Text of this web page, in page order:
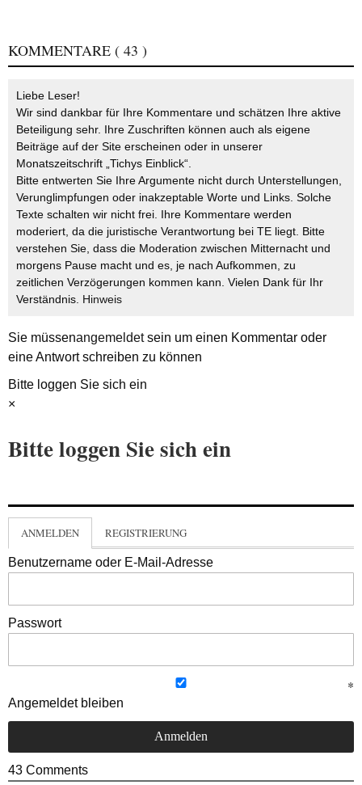
KOMMENTARE ( 43 )
Liebe Leser!
Wir sind dankbar für Ihre Kommentare und schätzen Ihre aktive
Beteiligung sehr. Ihre Zuschriften können auch als eigene
Beiträge auf der Site erscheinen oder in unserer
Monatszeitschrift „Tichys Einblick“.
Bitte entwerten Sie Ihre Argumente nicht durch Unterstellungen,
Verunglimpfungen oder inakzeptable Worte und Links. Solche
Texte schalten wir nicht frei. Ihre Kommentare werden
moderiert, da die juristische Verantwortung bei TE liegt. Bitte
verstehen Sie, dass die Moderation zwischen Mitternacht und
morgens Pause macht und es, je nach Aufkommen, zu
zeitlichen Verzögerungen kommen kann. Vielen Dank für Ihr
Verständnis. Hinweis
Sie müssenangemeldetsein um einen Kommentar oder
eine Antwort schreiben zu können
Bitte loggen Sie sich ein
×
Bitte loggen Sie sich ein
ANMELDEN REGISTRIERUNG
Benutzername oder E-Mail-Adresse
Passwort
Angemeldet bleiben
43 Comments